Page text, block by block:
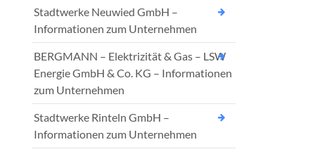
Stadtwerke Neuwied GmbH –
Informationen zum Unternehmen
BERGMANN – Elektrizität & Gas – LSW
Energie GmbH & Co. KG – Informationen
zum Unternehmen
Stadtwerke Rinteln GmbH –
Informationen zum Unternehmen